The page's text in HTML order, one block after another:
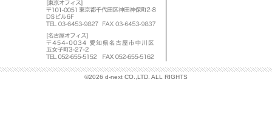
©2026 d-next CO.,LTD. ALL RIGHTS